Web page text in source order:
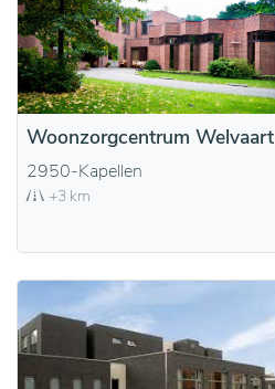
Woonzorgcentrum Welvaart
2950-Kapellen
+3 km